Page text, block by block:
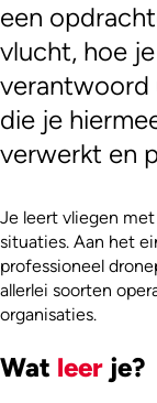
een
vlucht, hoe
verantwoord
die je
verwerkt en
Je leert vliegen
situaties. Aan het
professioneel
allerlei soorten
organisaties.
Wat leer je?